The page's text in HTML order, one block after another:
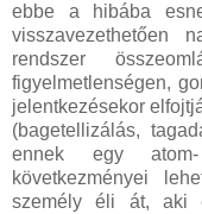
ebbe a hibába
visszavezethetően
rendszer
figyelmetlenségen,
jelentkezésekor
(bagetellizálás,
ennek egy atom-
következményei
személy éli át, aki